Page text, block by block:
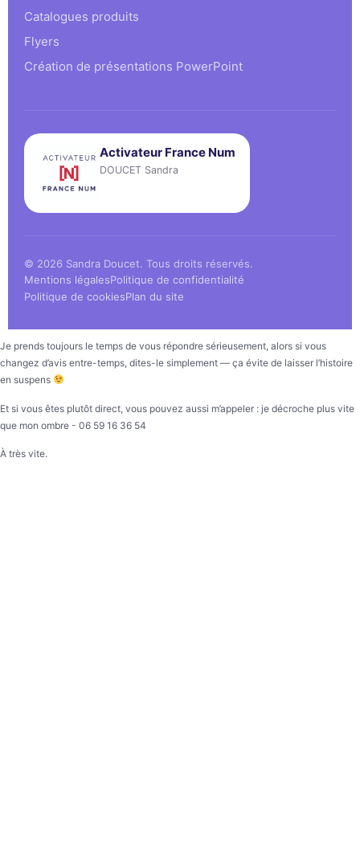
Catalogues produits
Flyers
Création de présentations PowerPoint
Activateur France Num
DOUCET Sandra
© 2026 Sandra Doucet. Tous droits réservés.
Mentions légalesPolitique de confidentialité
Politique de cookiesPlan du site
Je prends toujours le temps de vous répondre sérieusement, alors si vous
changez d’avis entre-temps, dites-le simplement — ça évite de laisser l’histoire
en suspens
Et si vous êtes plutôt direct, vous pouvez aussi m’appeler : je décroche plus vite
que mon ombre - 06 59 16 36 54
À très vite.